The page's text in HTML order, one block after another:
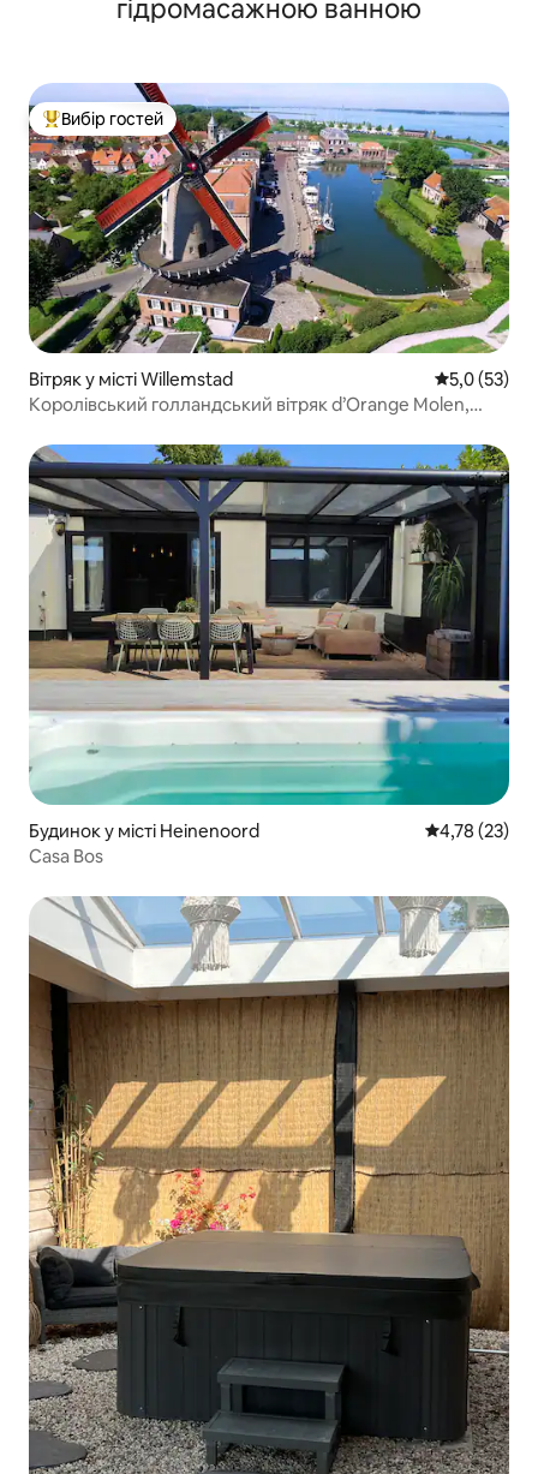
гідромасажною ванною
Топ вибір гостей
Вибір гостей
Вітряк у місті Willemstad Середня
5,0 (53)
Королівський голландський вітряк d’Orange Molen,
Будинок у місті Heinenoord Середня
4,78 (23)
Casa Bos